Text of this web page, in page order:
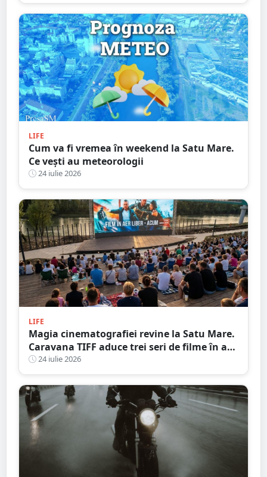
LIFE
Cum va fi vremea în weekend la Satu Mare.
Ce vești au meteorologii
24 iulie 2026
LIFE
Magia cinematografiei revine la Satu Mare.
Caravana TIFF aduce trei seri de filme în aer
liber pe malul Someșului
24 iulie 2026